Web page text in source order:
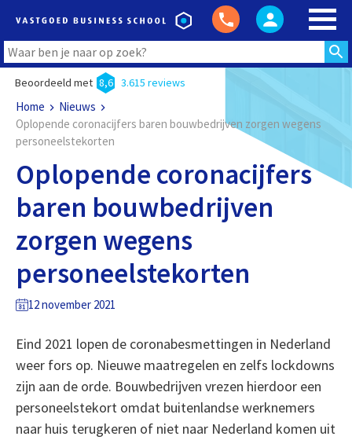
Beoordeeld met 8,6 3.615 reviews
Home
Nieuws
Oplopende coronacijfers baren bouwbedrijven zorgen wegens
personeelstekorten
Oplopende coronacijfers
baren bouwbedrijven
zorgen wegens
personeelstekorten
12 november 2021
Eind 2021 lopen de coronabesmettingen in Nederland
weer fors op. Nieuwe maatregelen en zelfs lockdowns
zijn aan de orde. Bouwbedrijven vrezen hierdoor een
personeelstekort omdat buitenlandse werknemers
naar huis terugkeren of niet naar Nederland komen uit